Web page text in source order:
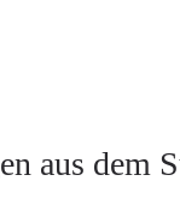
aus dem